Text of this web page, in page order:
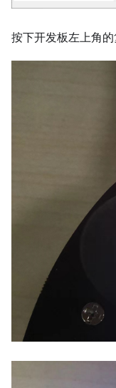
按下开发板左上角